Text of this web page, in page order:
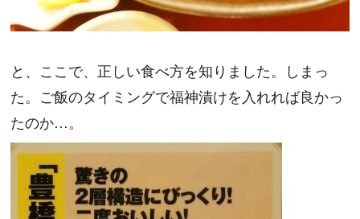
と、ここで、正しい食べ方を知りました。しまっ
た。ご飯のタイミングで福神漬けを入れれば良かっ
たのか…。